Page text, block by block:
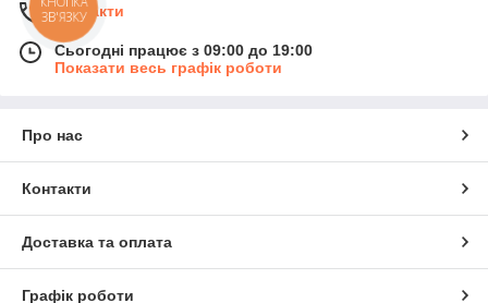
Контакти
Сьогодні працює з 09:00 до 19:00
Показати весь графік роботи
Про нас
Контакти
Доставка та оплата
Графік роботи
КНОПКА
ЗВ'ЯЗКУ